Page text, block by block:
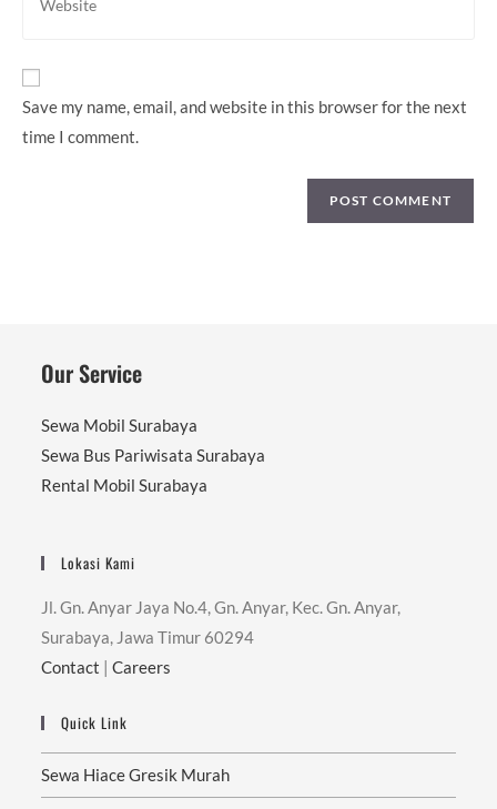
your
URL
Save my name, email, and website in this browser for the next
time I comment.
Our Service
Sewa Mobil Surabaya
Sewa Bus Pariwisata Surabaya
Rental Mobil Surabaya
Lokasi Kami
Jl. Gn. Anyar Jaya No.4, Gn. Anyar, Kec. Gn. Anyar,
Surabaya, Jawa Timur 60294
Contact |Careers
Quick Link
Sewa Hiace Gresik Murah